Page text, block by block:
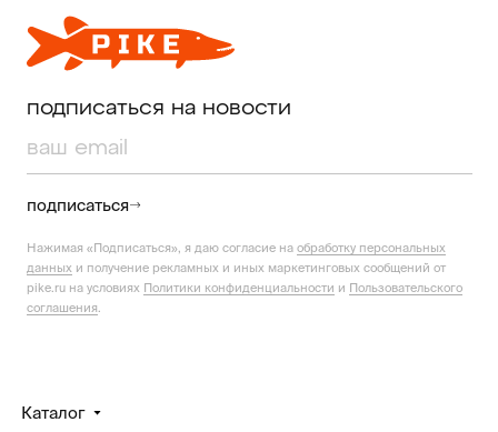
подписаться на новости
подписаться
Нажимая «Подписаться», я даю согласие на обработку персональных
данных и получение рекламных и иных маркетинговых сообщений от
pike.ru на условиях Политики конфиденциальности и Пользовательского
соглашения
Каталог